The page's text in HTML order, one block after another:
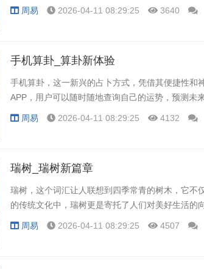
周易 2026-04-11 08:29:25 3640
手机算卦_算卦新体验
手机算卦，这一新兴的占卜方式，凭借其便捷性和
APP，用户可以随时随地查询自己的运势，预测未
周易 2026-04-11 08:29:25 4132
瑞树_瑞树新篇章
瑞树，这个词汇让人联想到四季常青的树木，它不
的传统文化中，瑞树更是寄托了人们对美好生活的
周易 2026-04-11 08:29:25 4507